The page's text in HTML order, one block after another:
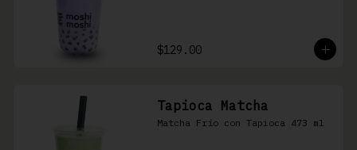
$129.00
Tapioca Matcha
Matcha Frío con Tapioca 473 ml